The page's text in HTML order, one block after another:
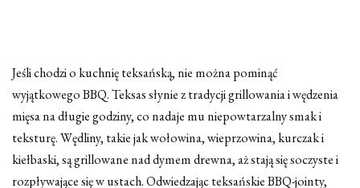
Jeśli chodzi o kuchnię teksańską, nie można pominąć
wyjątkowego BBQ. Teksas słynie z tradycji grillowania i wędzenia
mięsa na długie godziny, co nadaje mu niepowtarzalny smak i
teksturę. Wędliny, takie jak wołowina, wieprzowina, kurczak i
kiełbaski, są grillowane nad dymem drewna, aż stają się soczyste i
rozpływające się w ustach. Odwiedzając teksańskie BBQ-jointy,